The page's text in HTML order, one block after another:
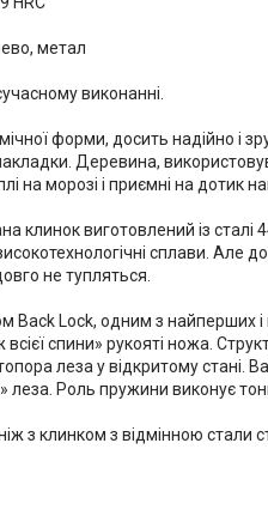
метал
виконанні.
форми, досить надійно і
Деревина,
на морозі і приємні на
клинок виготовлений із
сплави. Але
не тупляться.
Back Lock, одним з найперших і
спини» рукояті ножа.
леза у відкритому стані.
леза. Роль пружини виконує
з клинком з відмінною стали